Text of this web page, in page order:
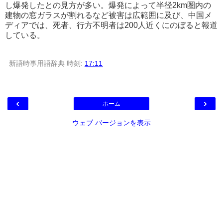
し爆発したとの見方が多い。爆発によって半径2km圏内の
建物の窓ガラスが割れるなど被害は広範囲に及び、中国メ
ディアでは、死者、行方不明者は200人近くにのぼると報道
している。
新語時事用語辞典 時刻: 17:11
‹ ›
ホーム
ウェブ バージョンを表示